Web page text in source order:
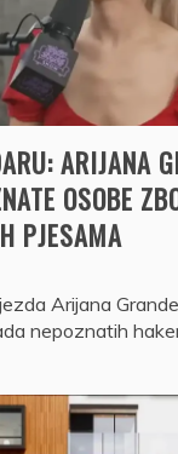
ARIJANA
OSOBE
PJESAMA
Arijana
nepoznatih